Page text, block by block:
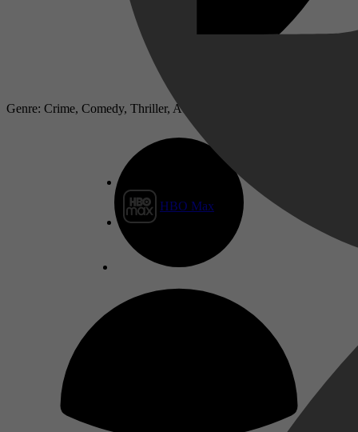
HBO Max
Genre: Crime, Comedy, Thriller, Adventure, Action, Fantasy